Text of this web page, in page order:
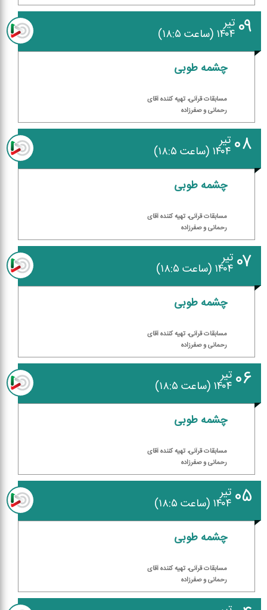
۰۹ تیر
۱۴۰۴ (ساعت ۱۸:۵)
چشمه طوبی
مسابقات قرآنی، تهیه كننده آقای
رحمانی و صفرزاده
۰۸ تیر
۱۴۰۴ (ساعت ۱۸:۵)
چشمه طوبی
مسابقات قرآنی، تهیه كننده آقای
رحمانی و صفرزاده
۰۷ تیر
۱۴۰۴ (ساعت ۱۸:۵)
چشمه طوبی
مسابقات قرآنی، تهیه كننده آقای
رحمانی و صفرزاده
۰۶ تیر
۱۴۰۴ (ساعت ۱۸:۵)
چشمه طوبی
مسابقات قرآنی، تهیه كننده آقای
رحمانی و صفرزاده
۰۵ تیر
۱۴۰۴ (ساعت ۱۸:۵)
چشمه طوبی
مسابقات قرآنی، تهیه كننده آقای
رحمانی و صفرزاده